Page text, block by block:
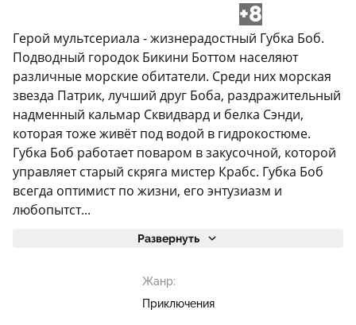
+8
Герой мультсериала - жизнерадостный Губка Боб.
Подводный городок Бикини Боттом населяют
различные морские обитатели. Среди них морская
звезда Патрик, лучший друг Боба, раздражительный
надменный кальмар Сквидвард и белка Сэнди,
которая тоже живёт под водой в гидрокостюме.
Губка Боб работает поваром в закусочной, которой
управляет старый скряга мистер Крабс. Губка Боб
всегда оптимист по жизни, его энтузиазм и
любопытст...
Развернуть
Жанр:
Приключения